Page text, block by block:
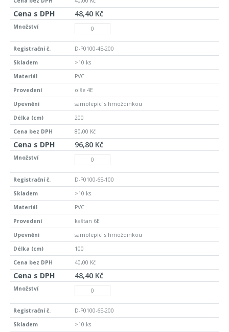
48,40 Kč
D-P0100-4E-200
>10 ks
PVC
olše 4E
samolepící s hmoždinkou
200
80,00 Kč
96,80 Kč
D-P0100-6E-100
>10 ks
PVC
kaštan 6E
samolepící s hmoždinkou
100
40,00 Kč
48,40 Kč
D-P0100-6E-200
>10 ks